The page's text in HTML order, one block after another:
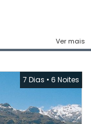
Ver mais
7 Dias • 6 Noites